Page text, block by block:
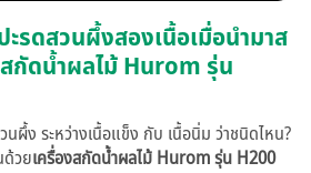
รดสวนผึ้งสองเนื้อเมื่อนำมาส
กัดน้ำผลไม้ Hurom รุ่น
นผึ้ง ระหว่างเนื้อแข็ง กับ เนื้อนิ่ม ว่าชนิดไหน?
ด้วยเครื่องสกัดน้ำผลไม้ Hurom รุ่น H200